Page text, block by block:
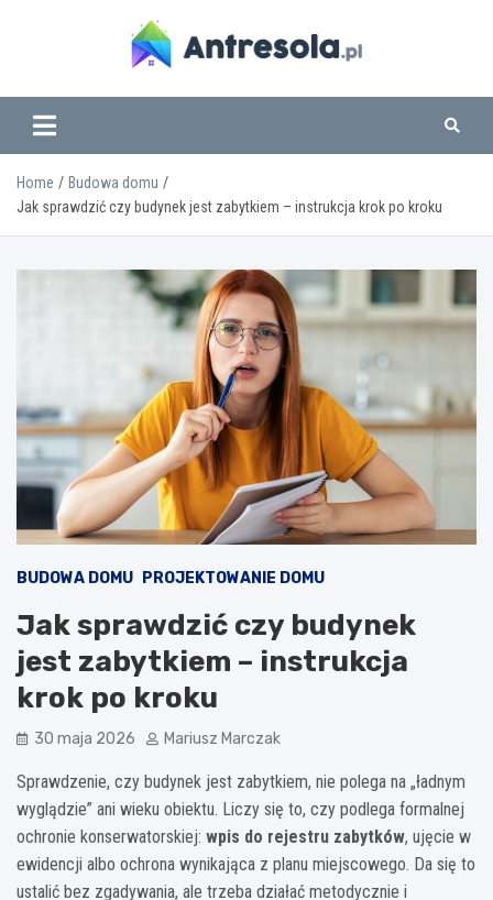
www.antresola.pl
Home
Budowa domu
Jak sprawdzić czy budynek jest zabytkiem – instrukcja krok po kroku
BUDOWA DOMU PROJEKTOWANIE DOMU
Jak sprawdzić czy budynek
jest zabytkiem – instrukcja
krok po kroku
30 maja 2026 Mariusz Marczak
Sprawdzenie, czy budynek jest zabytkiem, nie polega na „ładnym
wyglądzie” ani wieku obiektu. Liczy się to, czy podlega formalnej
ochronie konserwatorskiej: wpis do rejestru zabytków, ujęcie w
ewidencji albo ochrona wynikająca z planu miejscowego. Da się to
ustalić bez zgadywania, ale trzeba działać metodycznie i